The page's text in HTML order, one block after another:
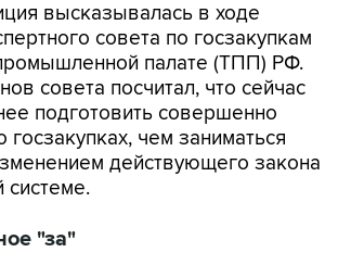
высказывалась в ходе
совета по госзакупкам
палате (ТПП) РФ.
совета посчитал, что сейчас
подготовить совершенно
чем заниматься
действующего закона
системе.
"за"